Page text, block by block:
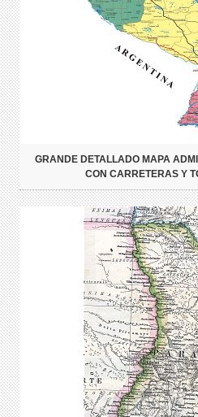
GRANDE DETALLADO MAPA
CON CARRETERAS Y